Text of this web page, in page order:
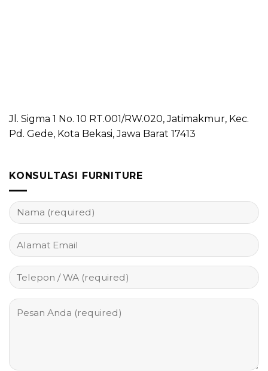
Jl. Sigma 1 No. 10 RT.001/RW.020, Jatimakmur, Kec.
Pd. Gede, Kota Bekasi, Jawa Barat 17413
KONSULTASI FURNITURE